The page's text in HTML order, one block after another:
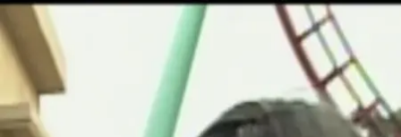
TV SHOWS